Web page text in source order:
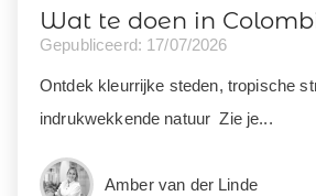
Wat te doen in
Gepubliceerd: 17/07/2026
Ontdek kleurrijke steden, tropische
indrukwekkende natuur Zie je...
Amber van der Linde